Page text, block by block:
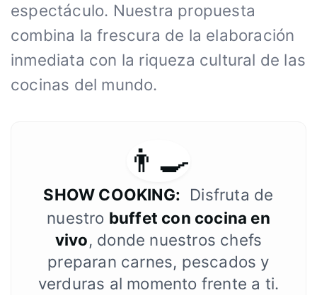
espectáculo. Nuestra propuesta
combina la frescura de la elaboración
inmediata con la riqueza cultural de las
cocinas del mundo.
👨‍🍳
SHOW COOKING: Disfruta de
nuestro buffet con cocina en
vivo, donde nuestros chefs
preparan carnes, pescados y
verduras al momento frente a ti.